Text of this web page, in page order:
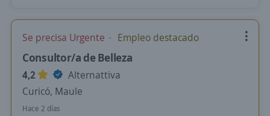
Se precisa Urgente Empleo destacado
Consultor/a de Belleza
4,2
Alternattiva
Curicó, Maule
Hace 2 días